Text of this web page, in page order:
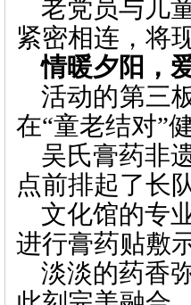
老党员与儿
紧密相连，将
情暖夕阳，
活动的第三
在“童老结对”
吴氏膏药非
点前排起了长队
文化馆的专
进行膏药贴敷
淡淡的药香